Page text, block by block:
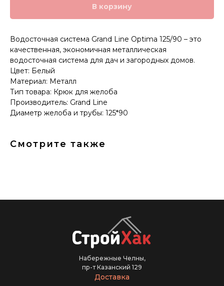
В корзину
Водосточная система Grand Line Optima 125/90 – это
качественная, экономичная металлическая
водосточная система для дач и загородных домов.
Цвет: Белый
Материал: Металл
Тип товара: Крюк для желоба
Производитель: Grand Line
Диаметр желоба и трубы: 125*90
Смотрите также
Набережные Челны,
пр-т Казанский 129
Доставка